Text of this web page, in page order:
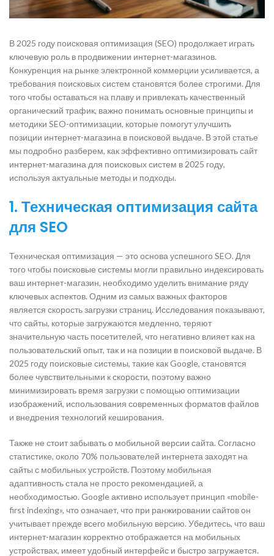
В 2025 году поисковая оптимизация (SEO) продолжает играть
ключевую роль в продвижении интернет-магазинов.
Конкуренция на рынке электронной коммерции усиливается, а
требования поисковых систем становятся более строгими. Для
того чтобы оставаться на плаву и привлекать качественный
органический трафик, важно понимать основные принципы и
методики SEO-оптимизации, которые помогут улучшить
позиции интернет-магазина в поисковой выдаче. В этой статье
мы подробно разберем, как эффективно оптимизировать сайт
интернет-магазина для поисковых систем в 2025 году,
используя актуальные методы и подходы.
1. Техническая оптимизация сайта
для SEO
Техническая оптимизация — это основа успешного SEO. Для
того чтобы поисковые системы могли правильно индексировать
ваш интернет-магазин, необходимо уделить внимание ряду
ключевых аспектов. Одним из самых важных факторов
является скорость загрузки страниц. Исследования показывают,
что сайты, которые загружаются медленно, теряют
значительную часть посетителей, что негативно влияет как на
пользовательский опыт, так и на позиции в поисковой выдаче. В
2025 году поисковые системы, такие как Google, становятся
более чувствительными к скорости, поэтому важно
минимизировать время загрузки с помощью оптимизации
изображений, использования современных форматов файлов
и внедрения технологий кеширования.
Также не стоит забывать о мобильной версии сайта. Согласно
статистике, около 70% пользователей интернета заходят на
сайты с мобильных устройств. Поэтому мобильная
адаптивность стала не просто рекомендацией, а
необходимостью. Google активно использует принцип «mobile-
first indexing», что означает, что при ранжировании сайтов он
учитывает прежде всего мобильную версию. Убедитесь, что ваш
интернет-магазин корректно отображается на мобильных
устройствах, имеет удобный интерфейс и быстро загружается.